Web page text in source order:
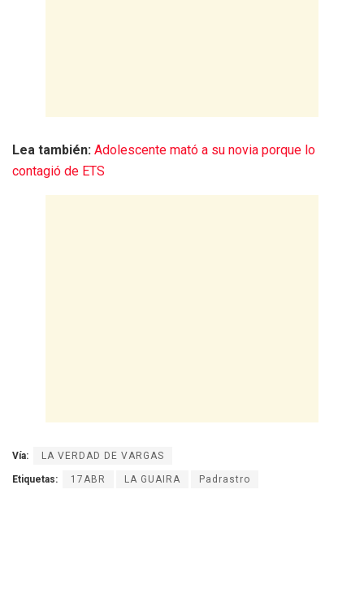
Lea también: Adolescente mató a su novia porque lo
contagió de ETS
Vía: LA VERDAD DE VARGAS
Etiquetas: 17ABR LA GUAIRA Padrastro